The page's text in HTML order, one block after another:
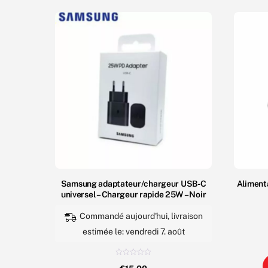
Samsung adaptateur/chargeur USB-C
universel – Chargeur rapide 25W – Noir
Commandé aujourd'hui, livraison
estimée le: vendredi 7. août